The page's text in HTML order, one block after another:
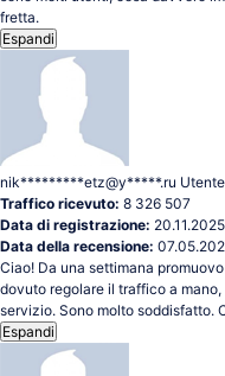
fretta.
Espandi
nik*********etz@y*****.ru Utente
Traffico ricevuto: 8 326 507
Data di registrazione: 20.11.2025
Data della recensione:
Ciao! Da una settimana
dovuto regolare il traffico a
servizio. Sono molto soddisfatto.
Espandi